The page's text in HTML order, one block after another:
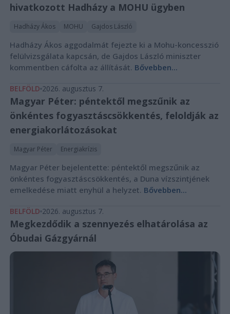
hivatkozott Hadházy a MOHU ügyben
Hadházy Ákos MOHU Gajdos László
Hadházy Ákos aggodalmát fejezte ki a Mohu-koncesszió
felülvizsgálata kapcsán, de Gajdos László miniszter
kommentben cáfolta az állítását. Bővebben...
BELFÖLD 2026. augusztus 7.
Magyar Péter: péntektől megszűnik az
önkéntes fogyasztáscsökkentés, feloldják az
energiakorlátozásokat
Magyar Péter Energiakrízis
Magyar Péter bejelentette: péntektől megszűnik az
önkéntes fogyasztáscsökkentés, a Duna vízszintjének
emelkedése miatt enyhül a helyzet. Bővebben...
BELFÖLD 2026. augusztus 7.
Megkezdődik a szennyezés elhatárolása az
Óbudai Gázgyárnál